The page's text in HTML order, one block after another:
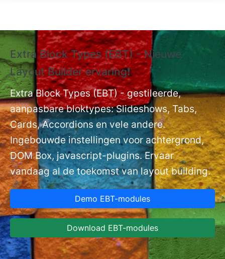
Extra Block Types (EBT) - Nieuwe
Layout Builder ervaring❗
Extra Block Types (EBT) - gestileerde,
aanpasbare bloktypes: Slideshows, Tabs,
Cards, Accordions en vele andere.
Ingebouwde instellingen voor achtergrond,
DOM Box, javascript-plugins. Ervaar
vandaag al de toekomst van layout building.
Demo EBT-modules
Download EBT-modules